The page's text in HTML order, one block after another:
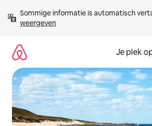
direct
naar
Sommige informatie is automatisch
weergeven
Je plek